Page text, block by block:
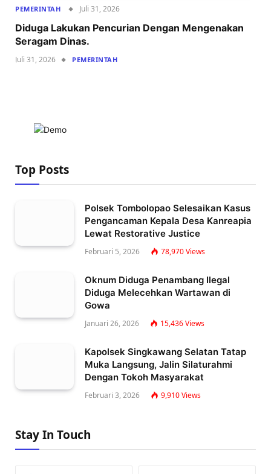
PEMERINTAH Juli 31, 2026
Diduga Lakukan Pencurian Dengan Mengenakan
Seragam Dinas.
Juli 31, 2026 PEMERINTAH
Top Posts
Polsek Tombolopao Selesaikan Kasus
Pengancaman Kepala Desa Kanreapia
Lewat Restorative Justice
Februari 5, 2026 78,970Views
Oknum Diduga Penambang Ilegal
Diduga Melecehkan Wartawan di
Gowa
Januari 26, 2026 15,436Views
Kapolsek Singkawang Selatan Tatap
Muka Langsung, Jalin Silaturahmi
Dengan Tokoh Masyarakat
Februari 3, 2026 9,910Views
Stay In Touch